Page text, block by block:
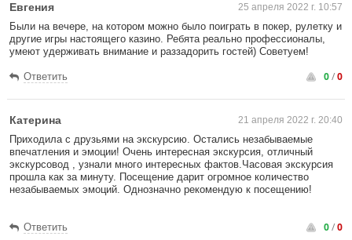
Евгения 25 апреля 2022 г. 10:57
Были на вечере, на котором можно было поиграть в покер, рулетку и
другие игры настоящего казино. Ребята реально профессионалы,
умеют удерживать внимание и раззадорить гостей) Советуем!
Ответить 0/0
Катерина 21 апреля 2022 г. 20:40
Приходила с друзьями на экскурсию. Остались незабываемые
впечатления и эмоции! Очень интересная экскурсия, отличный
экскурсовод , узнали много интересных фактов.Часовая экскурсия
прошла как за минуту. Посещение дарит огромное количество
незабываемых эмоций. Однозначно рекомендую к посещению!
Ответить 0/0